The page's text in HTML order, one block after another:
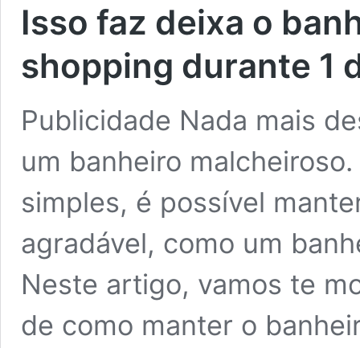
Isso faz deixa o
shopping durante 1
Publicidade Nada mais
um banheiro
simples, é possível
agradável, como um
Neste artigo, vamos te
de como manter o